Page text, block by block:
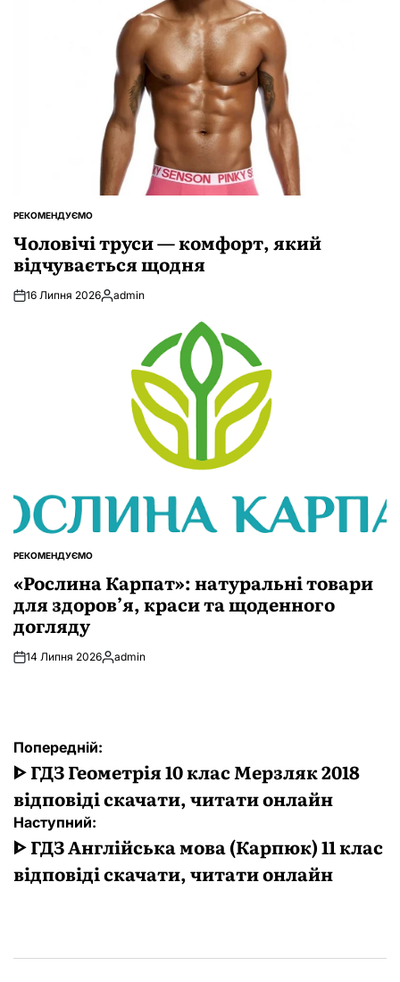
ОПУБЛІКУВАТИ
РЕКОМЕНДУЄМО
Чоловічі труси — комфорт, який
відчувається щодня
16 Липня 2026Опубліковано
admin
ОПУБЛІКУВАТИ
РЕКОМЕНДУЄМО
«Рослина Карпат»: натуральні товари
для здоров’я, краси та щоденного
догляду
14 Липня 2026Опубліковано
admin
Навігація
записів
Попередній:
ᐈ ГДЗ Геометрія 10 клас Мерзляк 2018
відповіді скачати, читати онлайн
Наступний:
ᐈ ГДЗ Англійська мова (Карпюк) 11 клас
відповіді скачати, читати онлайн